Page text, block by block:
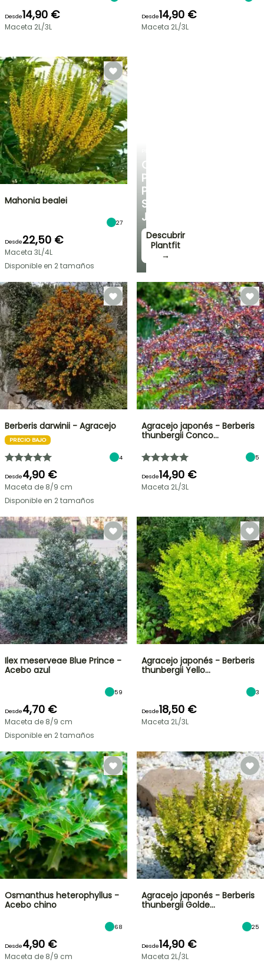
CONSEJOS
PERSONALIZADOS
PARA
SU
JARDÍN
Descubrir
Plantfit
→
Desde14,90 €
Maceta 2L/3L
Desde14,90 €
Maceta 2L/3L
Mahonia bealei
27
Desde22,50 €
Maceta 3L/4L
Disponible en 2 tamaños
Berberis darwinii - Agracejo
PRECIO BAJO
4
Desde4,90 €
Maceta de 8/9 cm
Disponible en 2 tamaños
Agracejo japonés - Berberis
thunbergii Conco…
5
Desde14,90 €
Maceta 2L/3L
Ilex meserveae Blue Prince -
Acebo azul
59
Desde4,70 €
Maceta de 8/9 cm
Disponible en 2 tamaños
Agracejo japonés - Berberis
thunbergii Yello…
3
Desde18,50 €
Maceta 2L/3L
Osmanthus heterophyllus -
Acebo chino
68
Desde4,90 €
Maceta de 8/9 cm
Agracejo japonés - Berberis
thunbergii Golde…
25
Desde14,90 €
Maceta 2L/3L